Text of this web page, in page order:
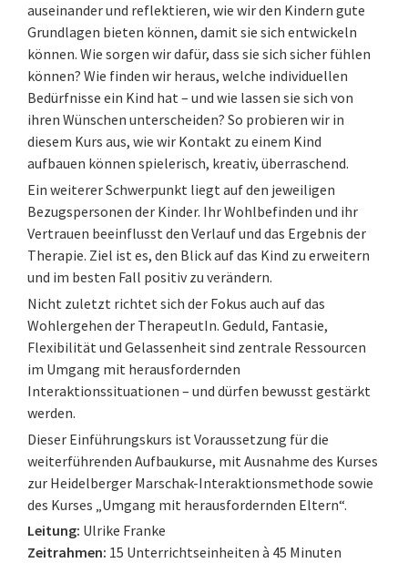
auseinander und reflektieren, wie wir den Kindern gute
Grundlagen bieten können, damit sie sich entwickeln
können. Wie sorgen wir dafür, dass sie sich sicher fühlen
können? Wie finden wir heraus, welche individuellen
Bedürfnisse ein Kind hat – und wie lassen sie sich von
ihren Wünschen unterscheiden? So probieren wir in
diesem Kurs aus, wie wir Kontakt zu einem Kind
aufbauen können spielerisch, kreativ, überraschend.
Ein weiterer Schwerpunkt liegt auf den jeweiligen
Bezugspersonen der Kinder. Ihr Wohlbefinden und ihr
Vertrauen beeinflusst den Verlauf und das Ergebnis der
Therapie. Ziel ist es, den Blick auf das Kind zu erweitern
und im besten Fall positiv zu verändern.
Nicht zuletzt richtet sich der Fokus auch auf das
Wohlergehen der TherapeutIn. Geduld, Fantasie,
Flexibilität und Gelassenheit sind zentrale Ressourcen
im Umgang mit herausfordernden
Interaktionssituationen – und dürfen bewusst gestärkt
werden.
Dieser Einführungskurs ist Voraussetzung für die
weiterführenden Aufbaukurse, mit Ausnahme des Kurses
zur Heidelberger Marschak-Interaktionsmethode sowie
des Kurses „Umgang mit herausfordernden Eltern“.
Leitung: Ulrike Franke
Zeitrahmen: 15 Unterrichtseinheiten à 45 Minuten